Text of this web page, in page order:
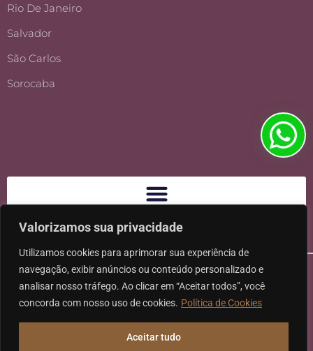
Valorizamos sua privacidade
Utilizamos cookies para aprimorar sua experiência de
navegação, exibir anúncios ou conteúdo personalizado e
analisar nosso tráfego. Ao clicar em “Aceitar todos”, você
concorda com nosso uso de cookies. Política de Cookies
Aceitar tudo
Rio De Janeiro
Salvador
São Carlos
Sorocaba
Ⓒ 2026 - Todos os direitos reservados à Karpat Sociedade de
Advogados | CNPJ: 11.317.840/0001-07